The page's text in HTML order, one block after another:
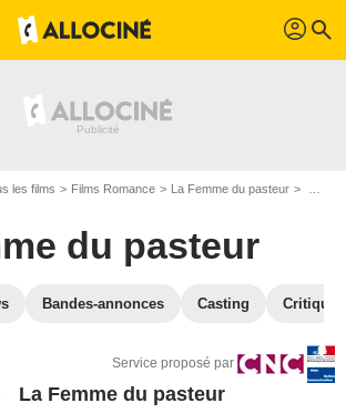
profil search
les films Films Romance La Femme du pasteur
du pasteur
Bandes-annonces Casting
Service proposé par
La Femme du pasteur